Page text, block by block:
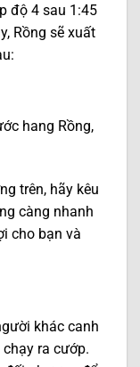
độ 4 sau 1:45
Rồng sẽ xuất
hang Rồng,
trên, hãy kêu
càng nhanh
cho bạn và
khác canh
ra cướp.